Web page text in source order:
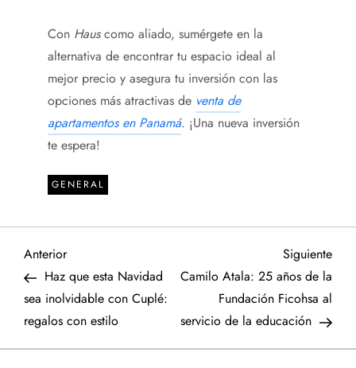
Con Hauscomo aliado, sumérgete en la
alternativa de encontrar tu espacio ideal al
mejor precio y asegura tu inversión con las
opciones más atractivas de venta de
apartamentos en Panamá. ¡Una nueva inversión
te espera!
GENERAL
N
a
v
Entrada
anterior
Anterior
Haz que esta Navidad
sea inolvidable con Cuplé:
regalos con estilo
Siguiente
Camilo Atala: 25 años de la
Fundación Ficohsa al
servicio de la educación